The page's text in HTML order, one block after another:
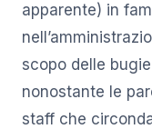
apparente) in
scopo delle
nonostante le
staff che